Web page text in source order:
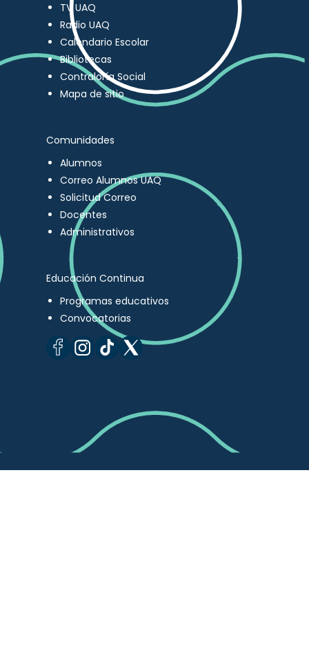
TV UAQ
Radio UAQ
Calendario Escolar
Bibliotecas
Contraloría Social
Mapa de sitio
Comunidades
Alumnos
Correo Alumnos UAQ
Solicitud Correo
Docentes
Administrativos
Educación Continua
Programas educativos
Convocatorias